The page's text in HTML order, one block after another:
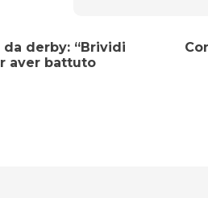
derby: “Brividi
aver battuto